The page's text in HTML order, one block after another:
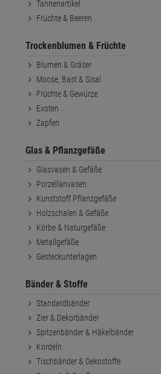
Tannenartikel
Früchte & Beeren
Trockenblumen & Früchte
Blumen & Gräser
Moose, Bast & Sisal
Früchte & Gewürze
Exoten
Zapfen
Glas & Pflanzgefäße
Glasvasen & Gefäße
Porzellanvasen
Kunststoff Pflanzgefäße
Holzschalen & Gefäße
Körbe & Naturgefäße
Metallgefäße
Gesteckunterlagen
Bänder & Stoffe
Standardbänder
Zier & Dekorbänder
Spitzenbänder & Häkelbänder
Kordeln
Tischbänder & Dekostoffe